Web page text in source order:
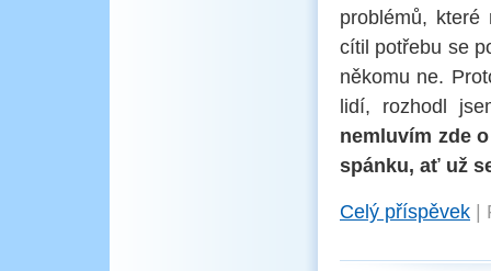
problémů,
cítil potřebu se
někomu ne.
lidí, rozhodl
nemluvím zde
spánku, ať už
Celý příspěvek